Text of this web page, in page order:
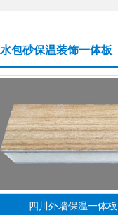
水包砂保温装饰一体板
四川外墙保温一体板